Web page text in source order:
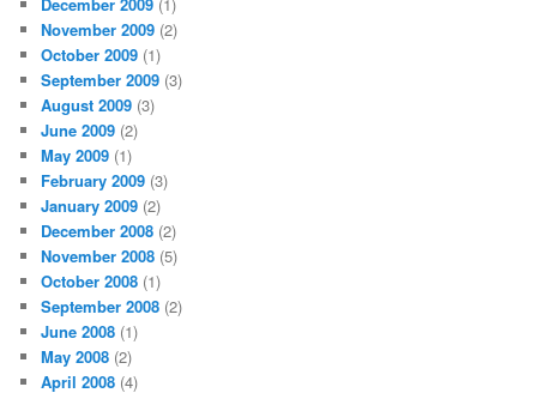
November 2009 (2)
October 2009 (1)
September 2009 (3)
August 2009 (3)
June 2009 (2)
May 2009 (1)
February 2009 (3)
January 2009 (2)
December 2008 (2)
November 2008 (5)
October 2008 (1)
September 2008 (2)
June 2008 (1)
May 2008 (2)
April 2008 (4)